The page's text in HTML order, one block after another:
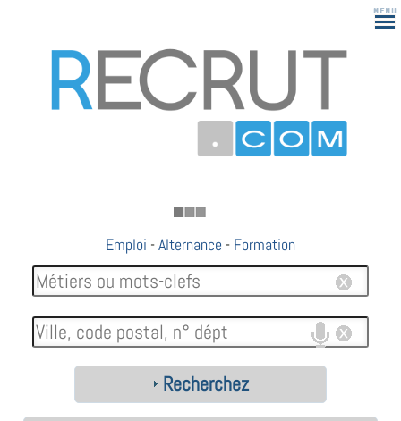
183
Emploi -Alternance - Formation
Recherchez